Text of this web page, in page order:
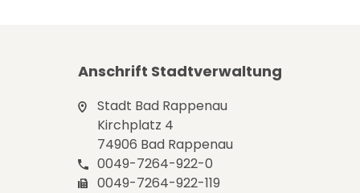
Anschrift Stadtverwaltung
Stadt Bad Rappenau
Kirchplatz 4
74906 Bad Rappenau
0049-7264-922-0
0049-7264-922-119